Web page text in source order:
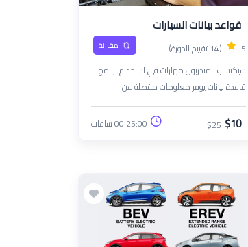
قواعد بيانات السيارات
5 (14 تقييم الدورة) مقارنة
سيكتسب المتدربون مهارات في استخدام برنامج
قاعدة بيانات يوفر معلومات مفصلة عن
المواصفات الفنية والعلمية لأنظمة المركبات
المختلفة، بما في ذلك مخططاتها الكهربائية
$10
$25 00:25:00 ساعات